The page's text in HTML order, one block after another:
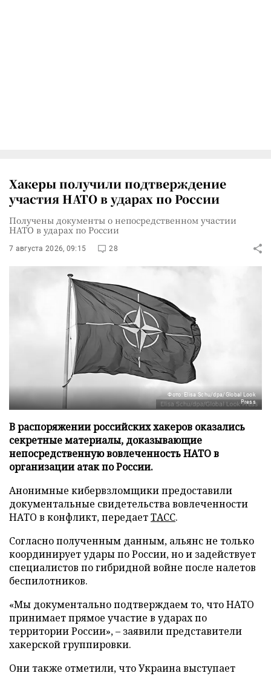
Хакеры получили подтверждение
участия НАТО в ударах по России
Получены документы о непосредственном участии
НАТО в ударах по России
7 августа 2026, 09:15 28
Фото: Elisa Schu/dpa/Global Look
Press
В распоряжении российских хакеров оказались
секретные материалы, доказывающие
непосредственную вовлеченность НАТО в
организации атак по России.
Анонимные кибервзломщики предоставили
документальные свидетельства вовлеченности
НАТО в конфликт, передаетТАСС.
Согласно полученным данным, альянс не только
координирует удары по России, но и задействует
специалистов по гибридной войне после налетов
беспилотников.
«Мы документально подтверждаем то, что НАТО
принимает прямое участие в ударах по
территории России», – заявили представители
хакерской группировки.
Они также отметили, что Украина выступает